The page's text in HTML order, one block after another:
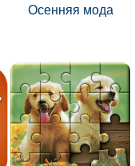
Осенняя мода